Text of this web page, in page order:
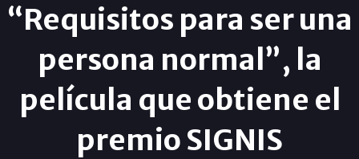
“Requisitos para ser una
persona normal”, la
película que obtiene el
premio SIGNIS